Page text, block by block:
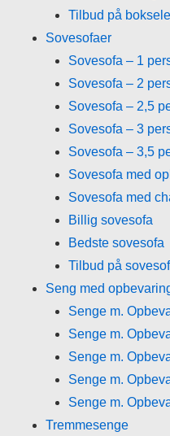
Tilbud på
Sovesofaer
Sovesofa – 1
Sovesofa – 2
Sovesofa – 2,5
Sovesofa – 3
Sovesofa – 3,5
Sovesofa med
Sovesofa med
Billig sovesofa
Bedste sovesofa
Tilbud på
Seng med
Senge m.
Senge m.
Senge m.
Senge m.
Senge m.
Tremmesenge